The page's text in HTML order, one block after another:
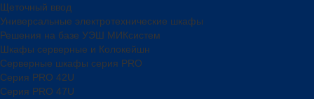
Щеточный ввод
Универсальные электротехнические шкафы
Решения на базе УЭШ МИКсистем
Шкафы серверные и Колокейшн
Серверные шкафы серия PRO
Серия PRO 42U
Серия PRO 47U